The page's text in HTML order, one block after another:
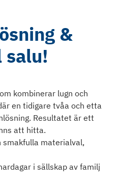
&
kombinerar lugn och
en tidigare tvåa och etta
Resultatet är ett
att hitta.
smakfulla materialval,
i sällskap av familj